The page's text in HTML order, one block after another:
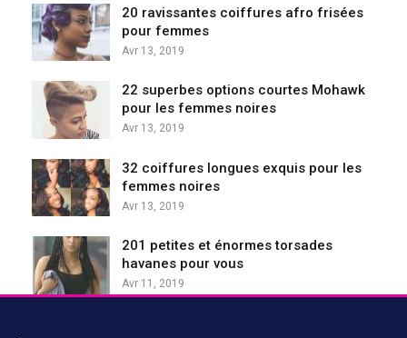
20 ravissantes coiffures afro frisées
pour femmes
Avr 13, 2019
22 superbes options courtes Mohawk
pour les femmes noires
Avr 13, 2019
32 coiffures longues exquis pour les
femmes noires
Avr 13, 2019
201 petites et énormes torsades
havanes pour vous
Avr 11, 2019